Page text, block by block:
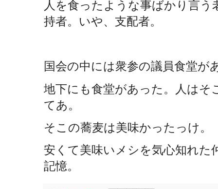
人を食ったような事ばかり言
持者。いや、支配者。
国会の中には衆参の議員食堂が
地下にも食堂があった。人はそ
てあ。
そこの蕎麦は美味かったっけ。
安くて美味いメシを気心知れ
記憶。